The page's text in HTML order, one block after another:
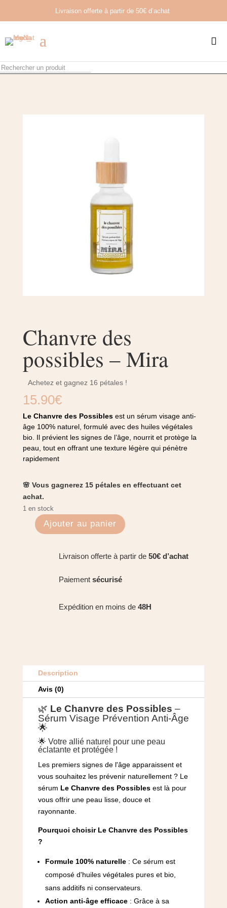
Livraison offerte à partir de 50€ d’achat

Chanvre des
possibles – Mira
Achetez et gagnez 16 pétales !
15.90€
Le Chanvre des Possiblesest un sérum visage anti-
âge 100% naturel, formulé avec des huiles végétales
bio. Il prévient les signes de l’âge, nourrit et protège la
peau, tout en offrant une texture légère qui pénètre
rapidement
🌸 Vous gagnerez 15 pétales en effectuant cet
achat.
1 en stock
quantité
Ajouter au panier
Livraison offerte à partir de 50€ d’achat
Paiement sécurisé
Expédition en moins de 48H
Description
Avis (0)
🌿 Le Chanvre des Possibles –
Sérum Visage Prévention Anti-Âge
🌟
🌟 Votre allié naturel pour une peau
éclatante et protégée !
Les premiers signes de l'âge apparaissent et
vous souhaitez les prévenir naturellement ? Le
sérum Le Chanvre des Possiblesest là pour
vous offrir une peau lisse, douce et
rayonnante.
Pourquoi choisir Le Chanvre des Possibles
?
Formule 100% naturelle: Ce sérum est
composé d'huiles végétales pures et bio,
sans additifs ni conservateurs.
Action anti-âge efficace: Grâce à sa